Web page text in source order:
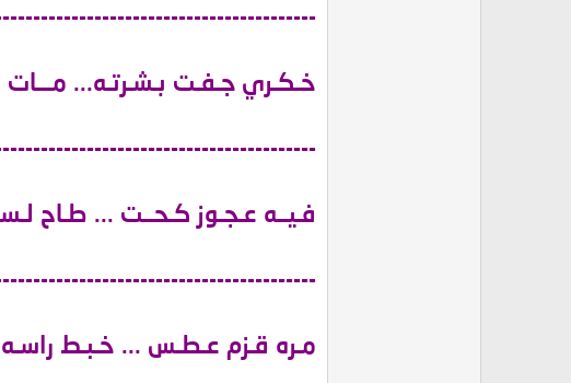
خـكـري جـفـت بـشـرتـه... مـــات
فـيــه عـجـوز كـحــت ... طـاح
مـره قـزم عـطـس ... خـبـط